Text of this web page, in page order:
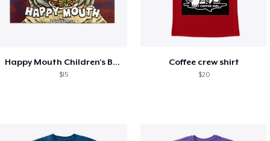
Happy Mouth Children's Book
$15
Coffee crew shirt
$20